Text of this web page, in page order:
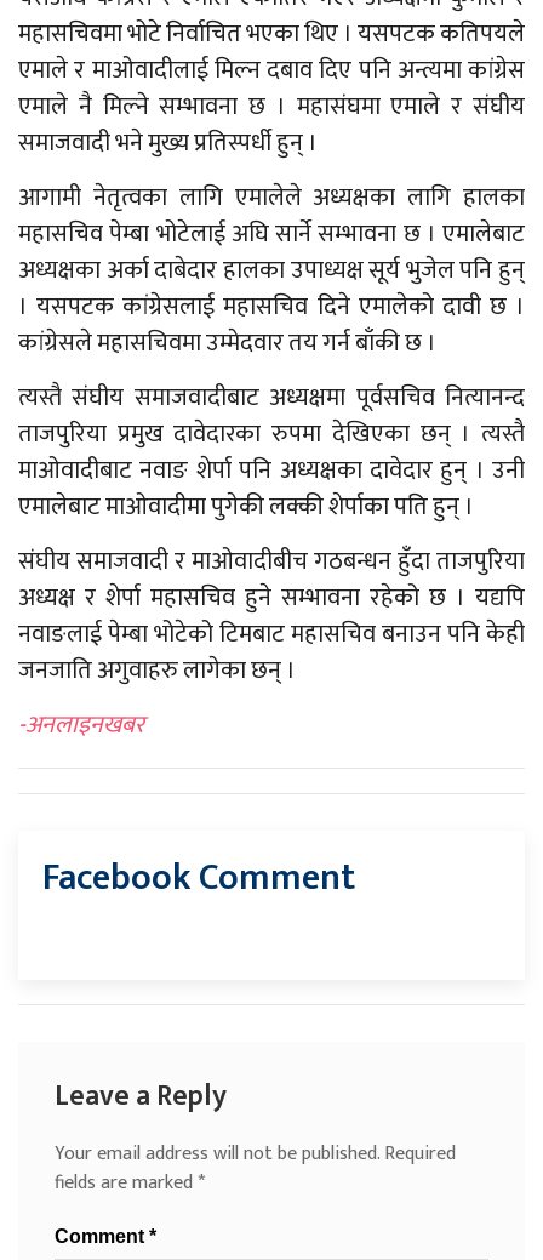
महासचिवमा भोटे निर्वाचित भएका थिए । यसपटक कतिपयले
एमाले र माओवादीलाई मिल्न दबाव दिए पनि अन्त्यमा कांग्रेस
एमाले नै मिल्ने सम्भावना छ । महासंघमा एमाले र संघीय
समाजवादी भने मुख्य प्रतिस्पर्धी हुन् ।
आगामी नेतृत्वका लागि एमालेले अध्यक्षका लागि हालका
महासचिव पेम्बा भोटेलाई अघि सार्ने सम्भावना छ । एमालेबाट
अध्यक्षका अर्का दाबेदार हालका उपाध्यक्ष सूर्य भुजेल पनि हुन्
। यसपटक कांग्रेसलाई महासचिव दिने एमालेको दावी छ ।
कांग्रेसले महासचिवमा उम्मेदवार तय गर्न बाँकी छ ।
त्यस्तै संघीय समाजवादीबाट अध्यक्षमा पूर्वसचिव नित्यानन्द
ताजपुरिया प्रमुख दावेदारका रुपमा देखिएका छन् । त्यस्तै
माओवादीबाट नवाङ शेर्पा पनि अध्यक्षका दावेदार हुन् । उनी
एमालेबाट माओवादीमा पुगेकी लक्की शेर्पाका पति हुन् ।
संघीय समाजवादी र माओवादीबीच गठबन्धन हुँदा ताजपुरिया
अध्यक्ष र शेर्पा महासचिव हुने सम्भावना रहेको छ । यद्यपि
नवाङलाई पेम्बा भोटेको टिमबाट महासचिव बनाउन पनि केही
जनजाति अगुवाहरु लागेका छन् ।
-अनलाइनखबर
Facebook Comment
Leave a Reply
Your email address will not be published.Required
fields are marked*
Comment *